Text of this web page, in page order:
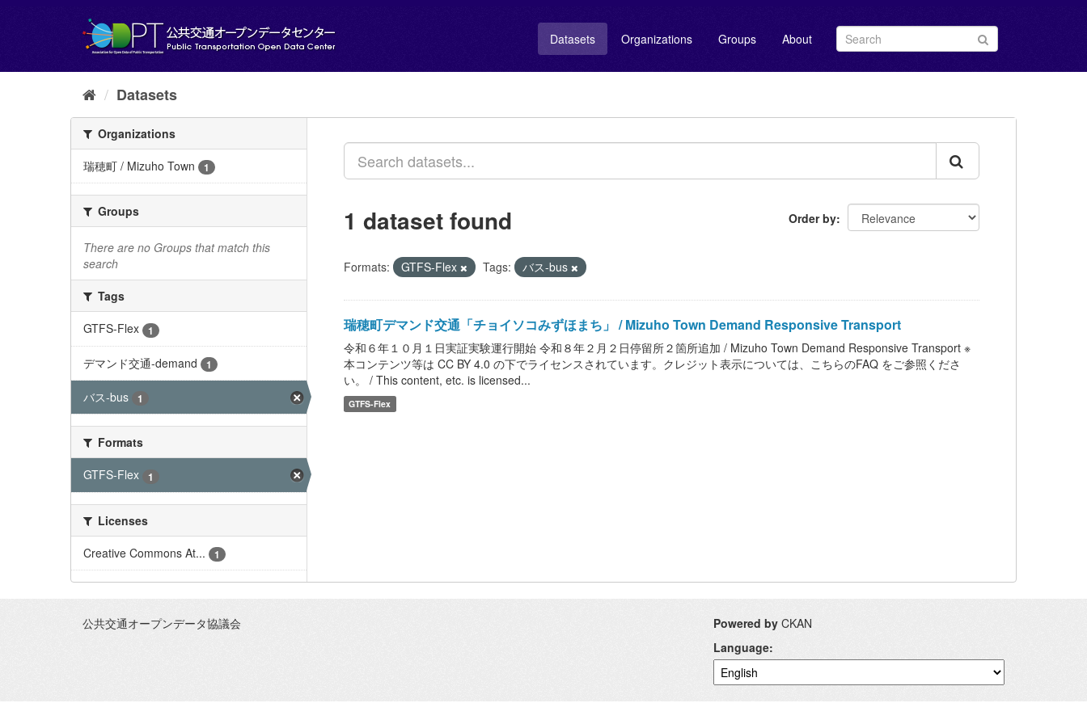
Datasets Organizations Groups About
Datasets
Organizations
瑞穂町 / Mizuho Town
1
Groups
There are no Groups that match this
search
Tags
GTFS-Flex
1
デマンド交通-demand 1
バス-bus 1
Formats
GTFS-Flex
1
Licenses
Creative Commons At...
1
Order by
1 dataset found
Formats: GTFS-Flex Tags: バス-bus
瑞穂町デマンド交通「チョイソコみずほまち」 / Mizuho Town Demand Responsive Transport
令和６年１０月１日実証実験運行開始 令和８年２月２日停留所２箇所追加 / Mizuho Town Demand Responsive Transport ※
本コンテンツ等は CC BY 4.0 の下でライセンスされています。クレジット表示については、こちらのFAQ をご参照くださ
い。 / This content, etc. is licensed...
GTFS-Flex
公共交通オープンデータ協議会 Powered by CKAN
Language